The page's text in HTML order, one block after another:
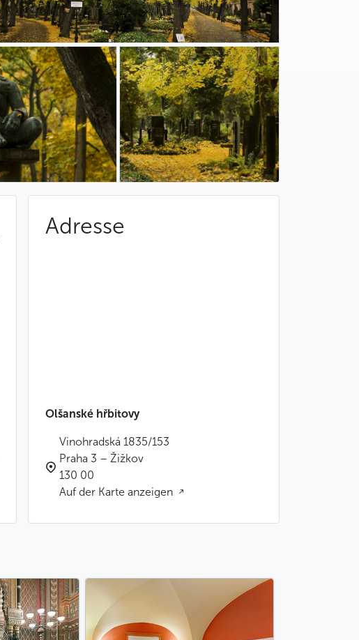
Adresse
Olšanské hřbitovy
Vinohradská 1835/153
Praha 3 – Žižkov
130 00
Auf der Karte anzeigen